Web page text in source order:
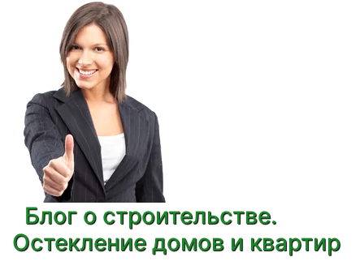
Блог о строительстве.
Остекление домов и квартир